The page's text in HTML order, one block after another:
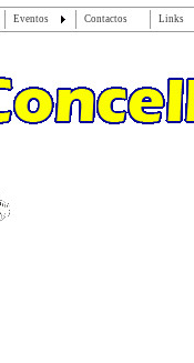
Eventos Contactos Links